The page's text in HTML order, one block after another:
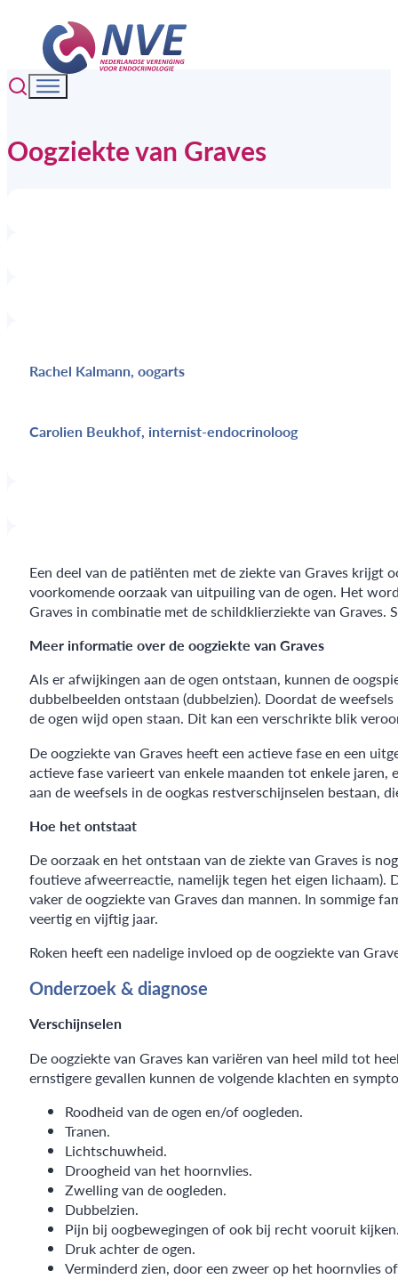
Oogziekte van Graves
Rachel Kalmann, oogarts
Carolien Beukhof, internist-endocrinoloog
Een deel van de patiënten met de ziekte van Graves krijgt
voorkomende oorzaak van uitpuiling van de ogen. Het
Graves in combinatie met de schildklierziekte van Graves.
Meer informatie over de oogziekte van Graves
Als er afwijkingen aan de ogen ontstaan, kunnen de
dubbelbeelden ontstaan (dubbelzien). Doordat de
de ogen wijd open staan. Dit kan een verschrikte blik
De oogziekte van Graves heeft een actieve fase en een
actieve fase varieert van enkele maanden tot enkele
aan de weefsels in de oogkas restverschijnselen bestaan,
Hoe het ontstaat
De oorzaak en het ontstaan van de ziekte van Graves is
foutieve afweerreactie, namelijk tegen het eigen lichaam).
vaker de oogziekte van Graves dan mannen. In sommige
veertig en vijftig jaar.
Roken heeft een nadelige invloed op de oogziekte van
Onderzoek & diagnose
Verschijnselen
De oogziekte van Graves kan variëren van heel mild tot
ernstigere gevallen kunnen de volgende klachten en
Roodheid van de ogen en/of oogleden.
Tranen.
Lichtschuwheid.
Droogheid van het hoornvlies.
Zwelling van de oogleden.
Dubbelzien.
Pijn bij oogbewegingen of ook bij recht vooruit
Druk achter de ogen.
Verminderd zien, door een zweer op het hoornvlies